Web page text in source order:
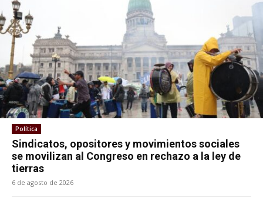
Política
Sindicatos, opositores y movimientos sociales
se movilizan al Congreso en rechazo a la ley de
tierras
6 de agosto de 2026